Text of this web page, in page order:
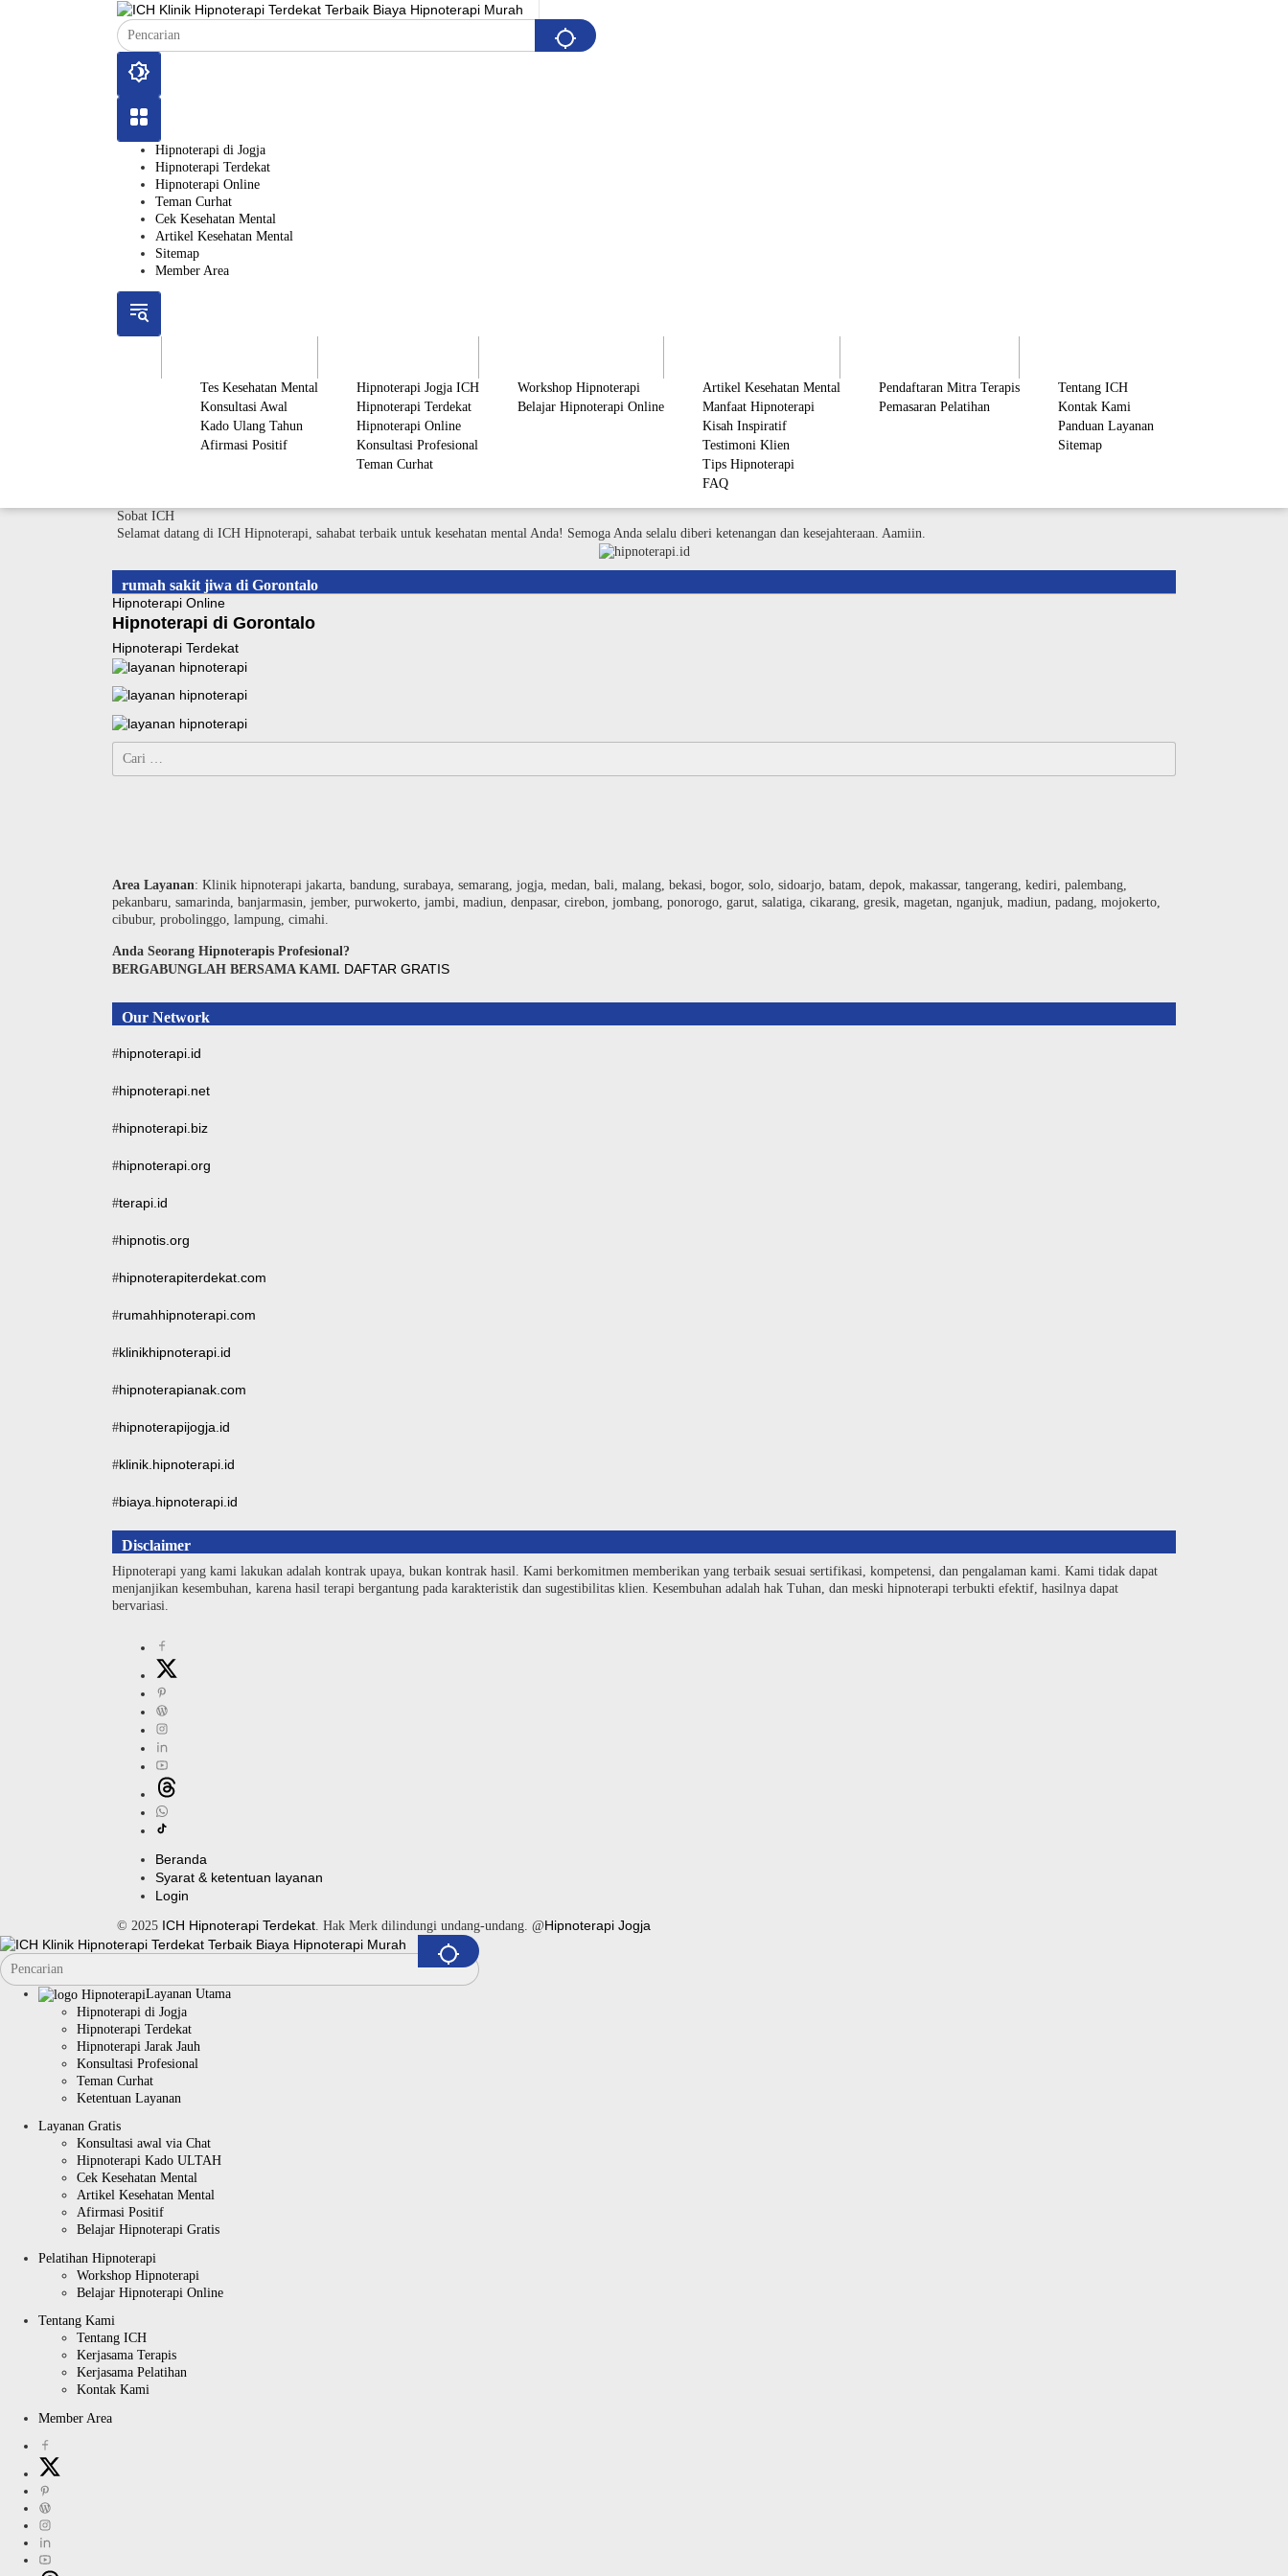
Hipnoterapi di Jogja
Hipnoterapi Terdekat
Hipnoterapi Online
Teman Curhat
Cek Kesehatan Mental
Artikel Kesehatan Mental
Sitemap
Member Area
Tes Kesehatan Mental
Konsultasi Awal
Kado Ulang Tahun
Afirmasi Positif
Hipnoterapi Jogja ICH
Hipnoterapi Terdekat
Hipnoterapi Online
Konsultasi Profesional
Teman Curhat
Workshop Hipnoterapi
Belajar Hipnoterapi Online
Artikel Kesehatan Mental
Manfaat Hipnoterapi
Kisah Inspiratif
Testimoni Klien
Tips Hipnoterapi
FAQ
Pendaftaran Mitra Terapis
Pemasaran Pelatihan
Tentang ICH
Kontak Kami
Panduan Layanan
Sitemap
Sobat ICH
Selamat datang di ICH Hipnoterapi, sahabat terbaik untuk kesehatan mental Anda! Semoga Anda selalu diberi ketenangan dan kesejahteraan. Aamiin.
rumah sakit jiwa di Gorontalo
Hipnoterapi Online
Hipnoterapi di Gorontalo
Hipnoterapi Terdekat
Cari
untuk:
Area Layanan: Klinik hipnoterapi jakarta, bandung, surabaya, semarang, jogja, medan, bali, malang, bekasi, bogor, solo, sidoarjo, batam, depok, makassar, tangerang, kediri, palembang,
pekanbaru, samarinda, banjarmasin, jember, purwokerto, jambi, madiun, denpasar, cirebon, jombang, ponorogo, garut, salatiga, cikarang, gresik, magetan, nganjuk, madiun, padang, mojokerto,
cibubur, probolinggo, lampung, cimahi.
Anda Seorang Hipnoterapis Profesional?
BERGABUNGLAH BERSAMA KAMI. DAFTAR GRATIS
Our Network
#hipnoterapi.id
#hipnoterapi.net
#hipnoterapi.biz
#hipnoterapi.org
#terapi.id
#hipnotis.org
#hipnoterapiterdekat.com
#rumahhipnoterapi.com
#klinikhipnoterapi.id
#hipnoterapianak.com
#hipnoterapijogja.id
#klinik.hipnoterapi.id
#biaya.hipnoterapi.id
Disclaimer
Hipnoterapi yang kami lakukan adalah kontrak upaya, bukan kontrak hasil. Kami berkomitmen memberikan yang terbaik sesuai sertifikasi, kompetensi, dan pengalaman kami. Kami tidak dapat
menjanjikan kesembuhan, karena hasil terapi bergantung pada karakteristik dan sugestibilitas klien. Kesembuhan adalah hak Tuhan, dan meski hipnoterapi terbukti efektif, hasilnya dapat
bervariasi.
Beranda
Syarat & ketentuan layanan
Login
© 2025 ICH Hipnoterapi Terdekat . Hak Merk dilindungi undang-undang. @Hipnoterapi Jogja
Layanan Utama
Hipnoterapi di Jogja
Hipnoterapi Terdekat
Hipnoterapi Jarak Jauh
Konsultasi Profesional
Teman Curhat
Ketentuan Layanan
Layanan Gratis
Konsultasi awal via Chat
Hipnoterapi Kado ULTAH
Cek Kesehatan Mental
Artikel Kesehatan Mental
Afirmasi Positif
Belajar Hipnoterapi Gratis
Pelatihan Hipnoterapi
Workshop Hipnoterapi
Belajar Hipnoterapi Online
Tentang Kami
Tentang ICH
Kerjasama Terapis
Kerjasama Pelatihan
Kontak Kami
Member Area